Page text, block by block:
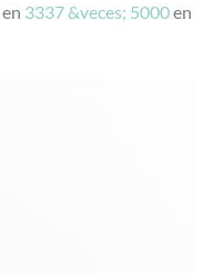
en 3337 &veces; 5000en